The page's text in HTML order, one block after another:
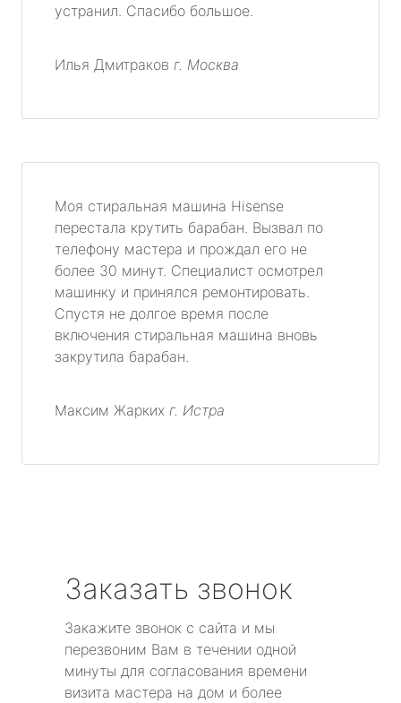
устранил. Спасибо большое.
Илья Дмитраков г. Москва
Моя стиральная машина Hisense
перестала крутить барабан. Вызвал по
телефону мастера и прождал его не
более 30 минут. Специалист осмотрел
машинку и принялся ремонтировать.
Спустя не долгое время после
включения стиральная машина вновь
закрутила барабан.
Максим Жарких г. Истра
Заказать звонок
Закажите звонок с сайта и мы
перезвоним Вам в течении одной
минуты для согласования времени
визита мастера на дом и более